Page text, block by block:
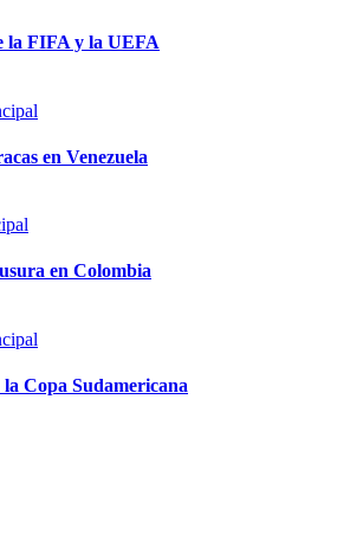
la FIFA y la UEFA
en Venezuela
en Colombia
Copa Sudamericana